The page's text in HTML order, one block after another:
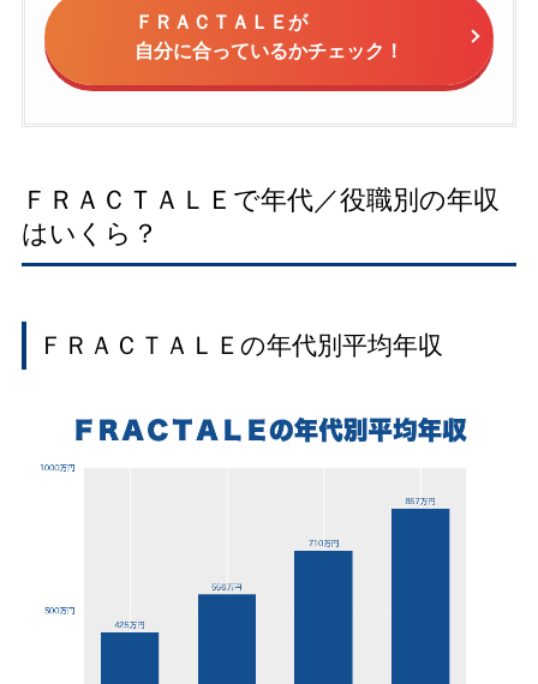
ＦＲＡＣＴＡＬＥが
自分に合っているかチェック！
ＦＲＡＣＴＡＬＥで年代／役職別の年収
はいくら？
ＦＲＡＣＴＡＬＥの年代別平均年収